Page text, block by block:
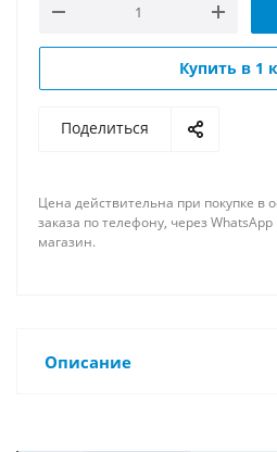
Купить в 1
Поделиться
Цена действительна при покупке в
заказа по телефону, через
магазин.
Описание